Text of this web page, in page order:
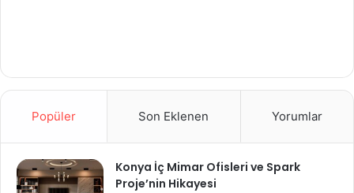
Popüler Son Eklenen Yorumlar
Konya İç Mimar Ofisleri ve Spark
Proje’nin Hikayesi